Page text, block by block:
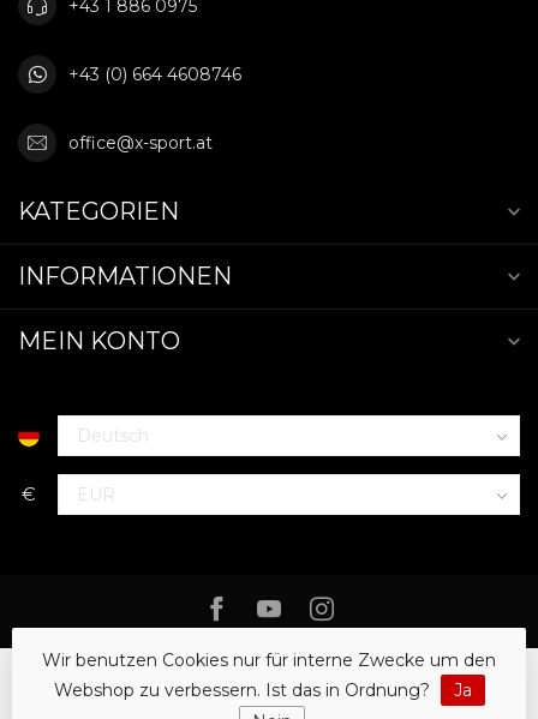
+43 1 886 0975
+43 (0) 664 4608746
office@x-sport.at
KATEGORIEN
INFORMATIONEN
MEIN KONTO
€
Wir benutzen Cookies nur für interne Zwecke um den
Webshop zu verbessern. Ist das in Ordnung?
Ja